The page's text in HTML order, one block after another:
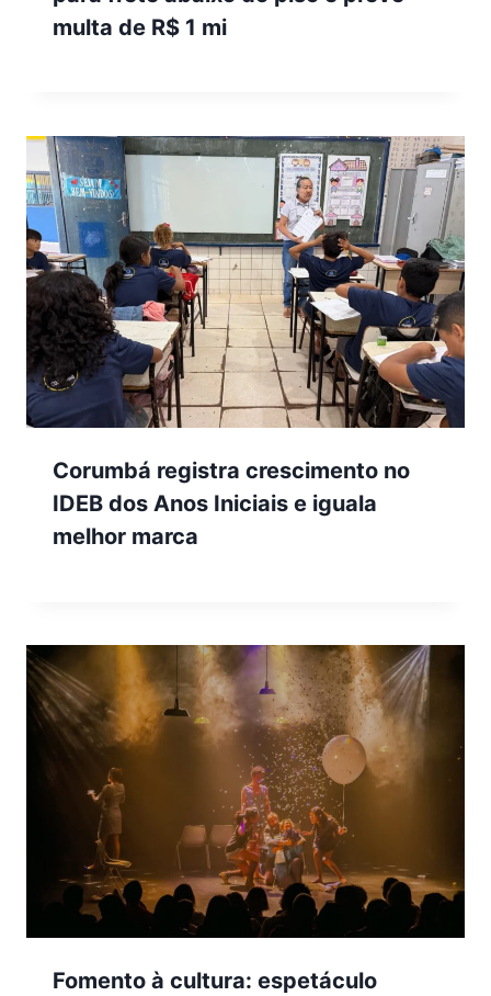
multa de R$ 1 mi
Corumbá registra crescimento no
IDEB dos Anos Iniciais e iguala
melhor marca
Fomento à cultura: espetáculo